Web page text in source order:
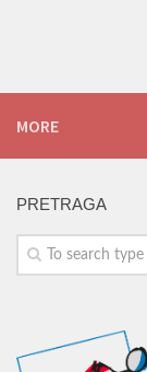
MORE
PRETRAGA